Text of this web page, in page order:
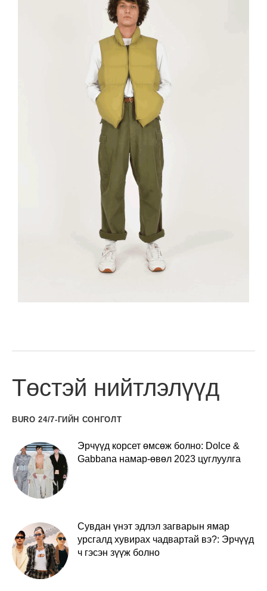
Төстэй нийтлэлүүд
BURO 24/7-ГИЙН СОНГОЛТ
Эрчүүд корсет өмсөж болно: Dolce &
Gabbana намар-өвөл 2023 цуглуулга
Сувдан үнэт эдлэл загварын ямар
урсгалд хувирах чадвартай вэ?: Эрчүүд
ч гэсэн зүүж болно